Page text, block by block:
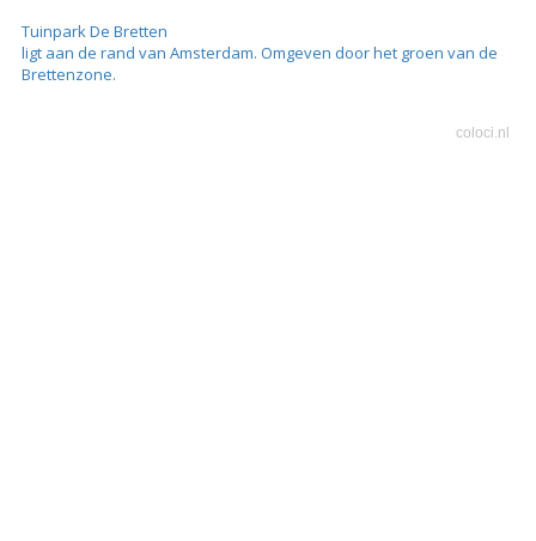
Tuinpark De Bretten
ligt aan de rand van Amsterdam. Omgeven door het groen van de
Brettenzone.
coloci.nl